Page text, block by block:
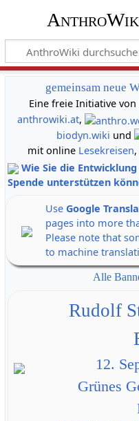
gemeinsam neue
Eine freie Initiative von
anthrowiki.at,
biodyn.wiki und
mit online Lesekreisen,
Wie Sie die
Spende unterstützen
Use Google
pages into more
Please note that
to machine
Alle
Rudolf
12.
Grünes